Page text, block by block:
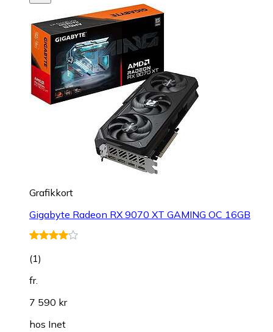
Grafikkort
Gigabyte Radeon RX 9070 XT GAMING OC 16GB
(1)
fr.
7 590 kr
hos Inet